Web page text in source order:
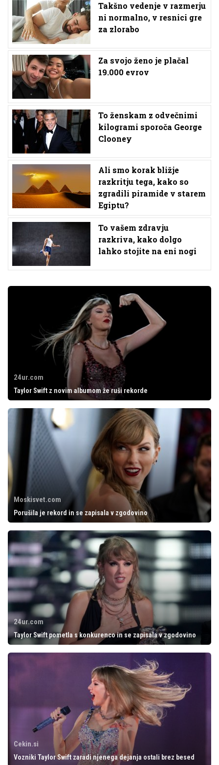
Takšno vedenje v razmerju
ni normalno, v resnici gre
za zlorabo
Za svojo ženo je plačal
19.000 evrov
To ženskam z odvečnimi
kilogrami sporoča George
Clooney
Ali smo korak bližje
razkritju tega, kako so
zgradili piramide v starem
Egiptu?
To vašem zdravju
razkriva, kako dolgo
lahko stojite na eni nogi
24ur.com
Taylor Swift z novim albumom že ruši rekorde
Moskisvet.com
Porušila je rekord in se zapisala v zgodovino
24ur.com
Taylor Swift pometla s konkurenco in se zapisala v zgodovino
Cekin.si
Vozniki Taylor Swift zaradi njenega dejanja ostali brez besed